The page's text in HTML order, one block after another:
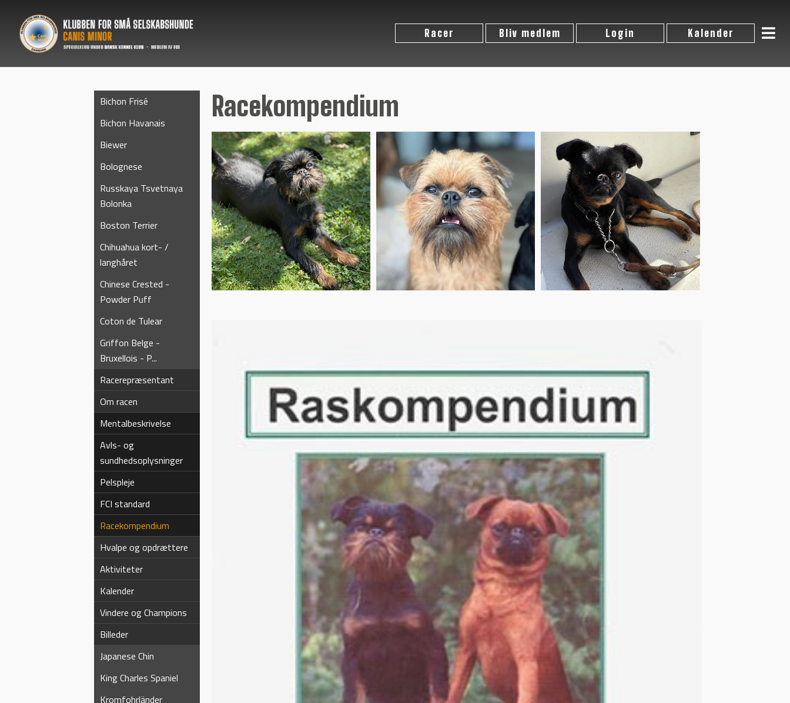
Racer Bliv medlem Login Kalender
Bichon Frisé
Bichon Havanais
Biewer
Bolognese
Russkaya Tsvetnaya
Bolonka
Boston Terrier
Chihuahua kort- /
langhåret
Chinese Crested -
Powder Puff
Coton de Tulear
Griffon Belge -
Bruxellois - P...
Racerepræsentant
Om racen
Mentalbeskrivelse
Avls- og
sundhedsoplysninger
Pelspleje
FCI standard
Racekompendium
Hvalpe og opdrættere
Aktiviteter
Kalender
Vindere og Champions
Billeder
Japanese Chin
King Charles Spaniel
Kromfohrländer
Racekompendium